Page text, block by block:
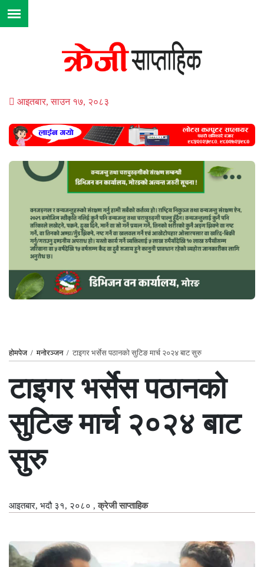
आइतबार, साउन १७, २०८३
होमपेज/मनोरञ्जन/ टाइगर भर्सेस पठानको सुटिङ मार्च २०२४ बाट सुरु
टाइगर भर्सेस पठानको
सुटिङ मार्च २०२४ बाट
सुरु
आइतबार, भदौ ३१, २०८० ,क्रेजी साप्ताहिक